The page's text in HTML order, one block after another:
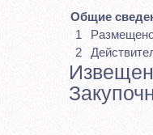
Общие
1
2